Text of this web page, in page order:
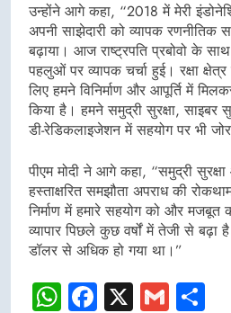
उन्होंने आगे कहा, “2018 में मेरी
अपनी साझेदारी को व्यापक
बढ़ाया। आज राष्ट्रपति प्रबोवो के
पहलुओं पर व्यापक चर्चा हुई। रक्षा
लिए हमने विनिर्माण और आपूर्ति में
किया है। हमने समुद्री सुरक्षा, साइबर
डी-रेडिकलाइजेशन में सहयोग पर भी
पीएम मोदी ने आगे कहा, “समुद्री
हस्ताक्षरित समझौता अपराध की
निर्माण में हमारे सहयोग को और मजबूत
व्यापार पिछले कुछ वर्षों में तेजी से
डॉलर से अधिक हो गया था।”
WhatsApp
Facebook
X Gmail